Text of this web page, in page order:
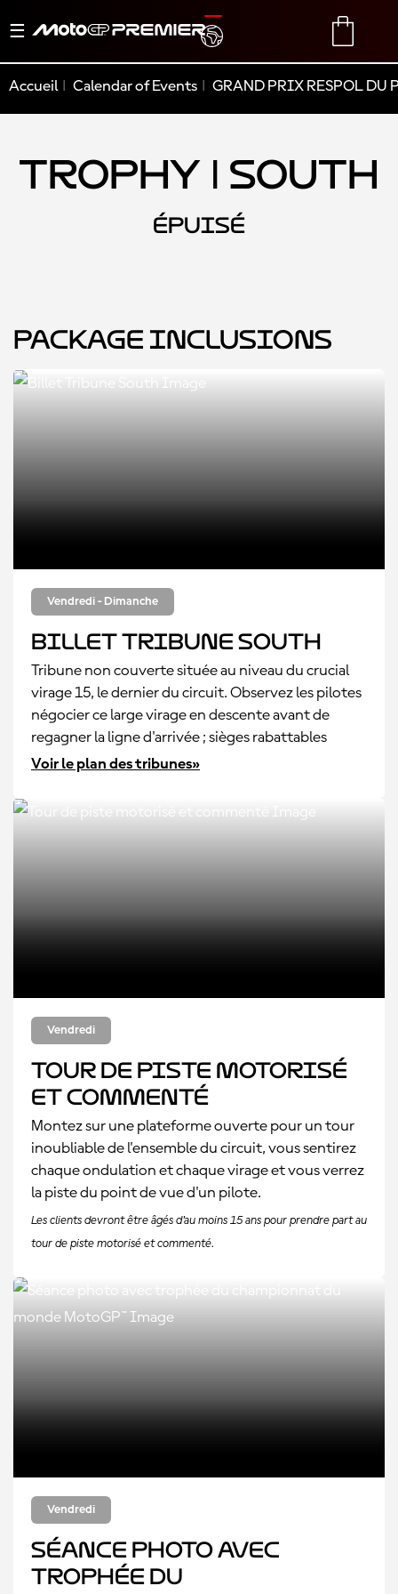
Basculer
navigation
TRANSLATE
Accueil Calendar of Events GRAND PRIX RESPOL DU
Trophy | South
ÉPUISÉ
Package Inclusions
Vendredi - Dimanche
Billet Tribune South
Tribune non couverte située au niveau du crucial
virage 15, le dernier du circuit. Observez les pilotes
négocier ce large virage en descente avant de
regagner la ligne d'arrivée ; sièges rabattables
Voir le plan des tribunes»
Vendredi
Tour de piste motorisé
et commenté
Montez sur une plateforme ouverte pour un tour
inoubliable de l'ensemble du circuit, vous sentirez
chaque ondulation et chaque virage et vous verrez
la piste du point de vue d'un pilote.
Les clients devront être âgés d'au moins 15 ans pour prendre part au
tour de piste motorisé et commenté.
Vendredi
Séance photo avec
trophée du